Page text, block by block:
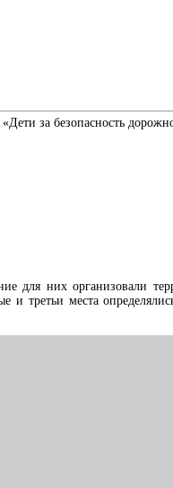
за безопасность
для них организовали
третьи места